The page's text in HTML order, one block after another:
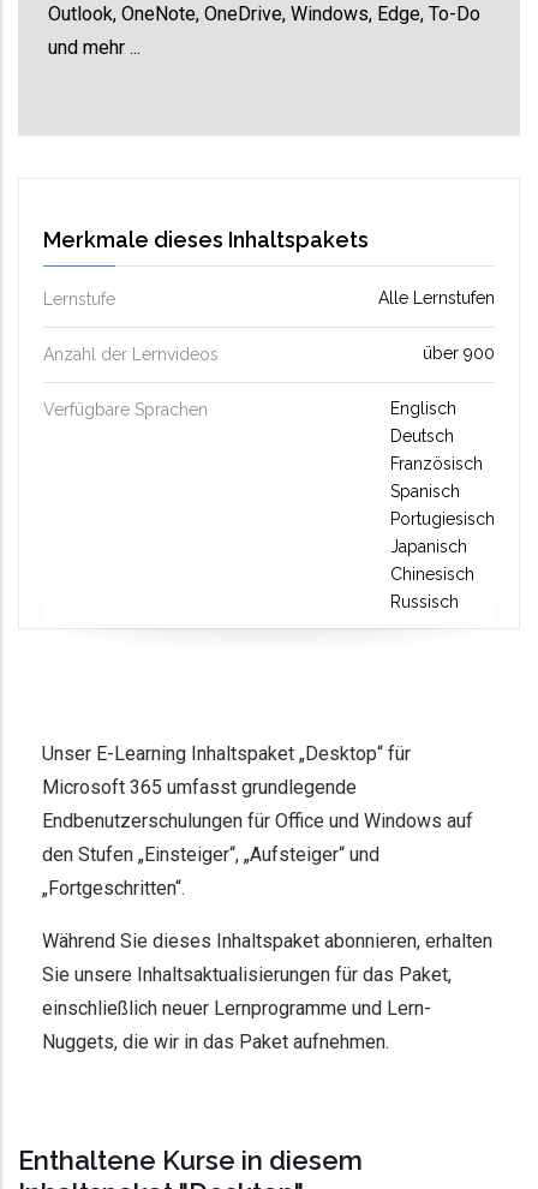
Outlook, OneNote, OneDrive, Windows, Edge, To-Do
und mehr ...
Merkmale dieses Inhaltspakets
Lernstufe Alle Lernstufen
Anzahl der Lernvideos über 900
Verfügbare Sprachen
Englisch
Deutsch
Französisch
Spanisch
Portugiesisch
Japanisch
Chinesisch
Russisch
Unser E-Learning Inhaltspaket „Desktop“ für
Microsoft 365 umfasst grundlegende
Endbenutzerschulungen für Office und Windows auf
den Stufen „Einsteiger“, „Aufsteiger“ und
„Fortgeschritten“.
Während Sie dieses Inhaltspaket abonnieren, erhalten
Sie unsere Inhaltsaktualisierungen für das Paket,
einschließlich neuer Lernprogramme und Lern-
Nuggets, die wir in das Paket aufnehmen.
Enthaltene Kurse in diesem